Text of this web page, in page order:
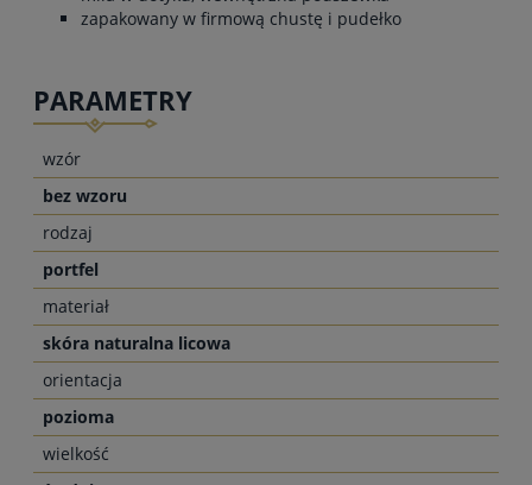
zapakowany w firmową chustę i pudełko
PARAMETRY
wzór
bez wzoru
rodzaj
portfel
materiał
skóra naturalna licowa
orientacja
pozioma
wielkość